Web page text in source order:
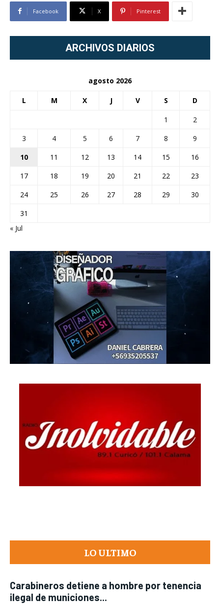
Facebook X Pinterest
ARCHIVOS DIARIOS
agosto 2026
L M X J V S D
1
2
3
4 5 6 7 8
9
10
11 12 13 14 15
16
17
18 19 20 21 22
23
24
25 26 27 28 29
30
31
« Jul
LO ULTIMO
Carabineros detiene a hombre por tenencia
ilegal de municiones...